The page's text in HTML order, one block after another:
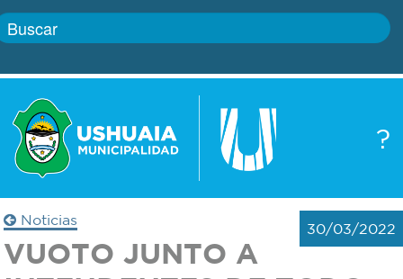
?
Boletín
Gobierno
Trámites
Noticias
30/03/2022
VUOTO JUNTO A